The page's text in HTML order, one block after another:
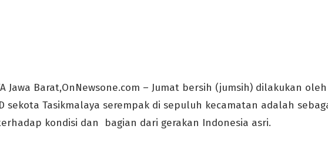
Jawa Barat,OnNewsone.com – Jumat bersih (jumsih) dilakukan oleh
sekota Tasikmalaya serempak di sepuluh kecamatan adalah
kondisi dan bagian dari gerakan Indonesia asri.